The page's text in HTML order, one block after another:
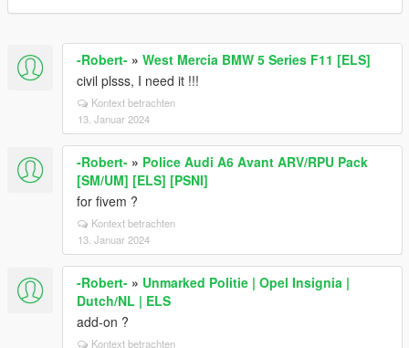
-Robert- » West Mercia BMW 5 Series F11 [ELS]
civil plsss, I need it !!!
Kontext betrachten
13. Januar 2024
-Robert- » Police Audi A6 Avant ARV/RPU Pack
[SM/UM] [ELS] [PSNI]
for fivem ?
Kontext betrachten
13. Januar 2024
-Robert- » Unmarked Politie | Opel Insignia |
Dutch/NL | ELS
add-on ?
Kontext betrachten